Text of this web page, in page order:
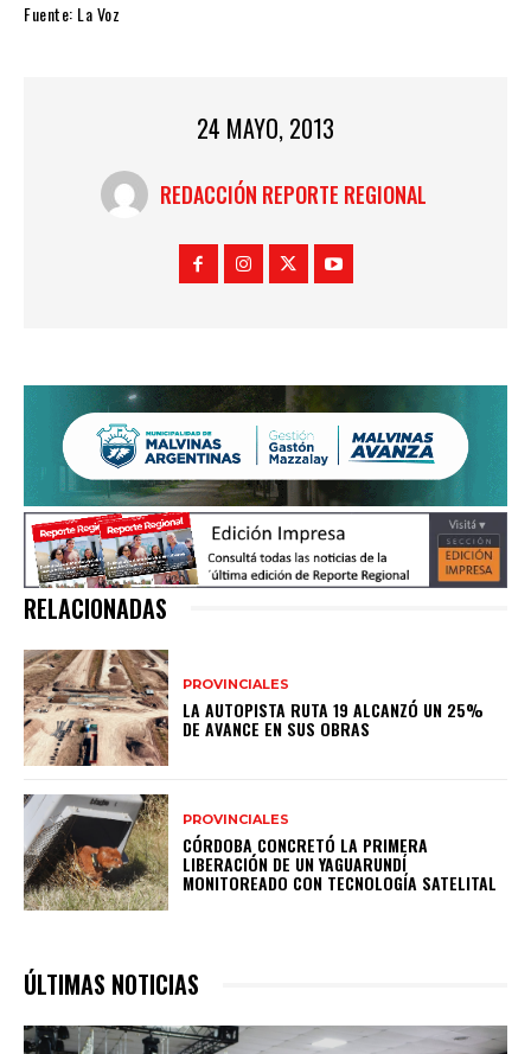
Fuente: La Voz
24 MAYO, 2013
REDACCIÓN REPORTE REGIONAL
RELACIONADAS
PROVINCIALES
LA AUTOPISTA RUTA 19 ALCANZÓ UN 25%
DE AVANCE EN SUS OBRAS
PROVINCIALES
CÓRDOBA CONCRETÓ LA PRIMERA
LIBERACIÓN DE UN YAGUARUNDÍ
MONITOREADO CON TECNOLOGÍA SATELITAL
ÚLTIMAS NOTICIAS